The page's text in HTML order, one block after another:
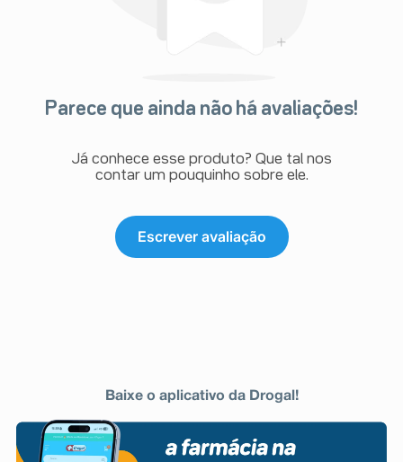
Parece que ainda não há avaliações!
Já conhece esse produto? Que tal nos
contar um pouquinho sobre ele.
Escrever avaliação
Baixe o aplicativo da Drogal!